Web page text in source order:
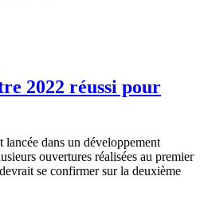
2022 réussi pour
lancée dans un développement
ouvertures réalisées au premier
se confirmer sur la deuxième